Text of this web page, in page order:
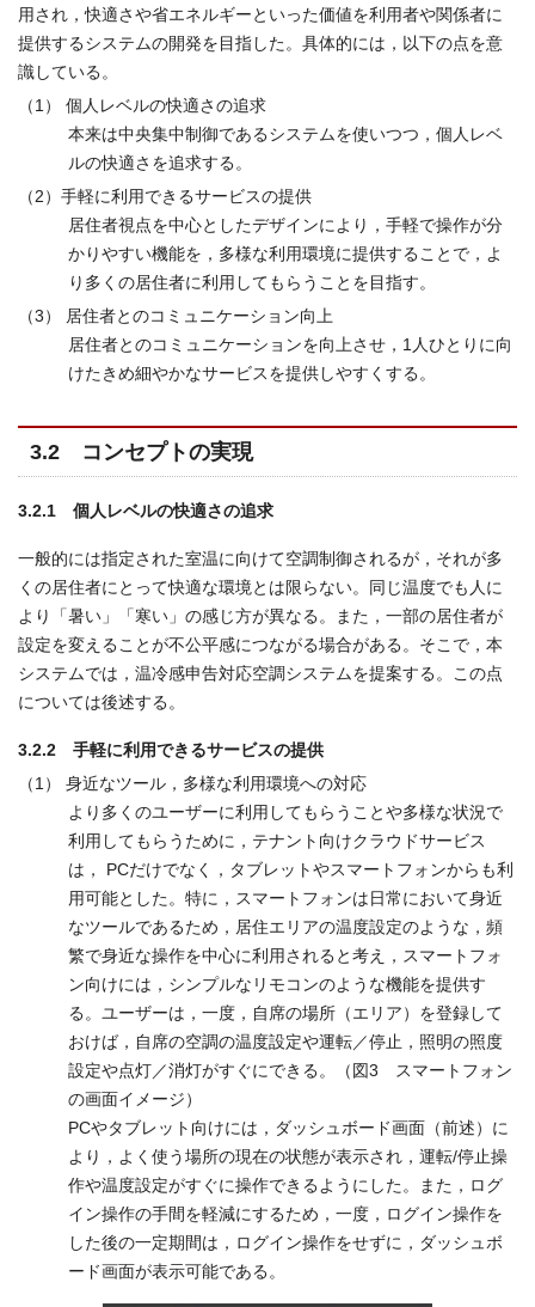
用され，快適さや省エネルギーといった価値を利用者や関係者に
提供するシステムの開発を目指した。具体的には，以下の点を意
識している。
（1） 個人レベルの快適さの追求
本来は中央集中制御であるシステムを使いつつ，個人レベ
ルの快適さを追求する。
（2）手軽に利用できるサービスの提供
居住者視点を中心としたデザインにより，手軽で操作が分
かりやすい機能を，多様な利用環境に提供することで，よ
り多くの居住者に利用してもらうことを目指す。
（3） 居住者とのコミュニケーション向上
居住者とのコミュニケーションを向上させ，1人ひとりに向
けたきめ細やかなサービスを提供しやすくする。
3.2 コンセプトの実現
3.2.1 個人レベルの快適さの追求
一般的には指定された室温に向けて空調制御されるが，それが多
くの居住者にとって快適な環境とは限らない。同じ温度でも人に
より「暑い」「寒い」の感じ方が異なる。また，一部の居住者が
設定を変えることが不公平感につながる場合がある。そこで，本
システムでは，温冷感申告対応空調システムを提案する。この点
については後述する。
3.2.2 手軽に利用できるサービスの提供
（1） 身近なツール，多様な利用環境への対応
より多くのユーザーに利用してもらうことや多様な状況で
利用してもらうために，テナント向けクラウドサービス
は， PCだけでなく，タブレットやスマートフォンからも利
用可能とした。特に，スマートフォンは日常において身近
なツールであるため，居住エリアの温度設定のような，頻
繁で身近な操作を中心に利用されると考え，スマートフォ
ン向けには，シンプルなリモコンのような機能を提供す
る。ユーザーは，一度，自席の場所（エリア）を登録して
おけば，自席の空調の温度設定や運転／停止，照明の照度
設定や点灯／消灯がすぐにできる。（図3 スマートフォン
の画面イメージ）
PCやタブレット向けには，ダッシュボード画面（前述）に
より，よく使う場所の現在の状態が表示され，運転/停止操
作や温度設定がすぐに操作できるようにした。また，ログ
イン操作の手間を軽減にするため，一度，ログイン操作を
した後の一定期間は，ログイン操作をせずに，ダッシュボ
ード画面が表示可能である。